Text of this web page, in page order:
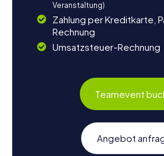
Veranstaltung)
Zahlung per Kreditkarte,
Rechnung
Umsatzsteuer-Rechnung
Teamevent
Angebot